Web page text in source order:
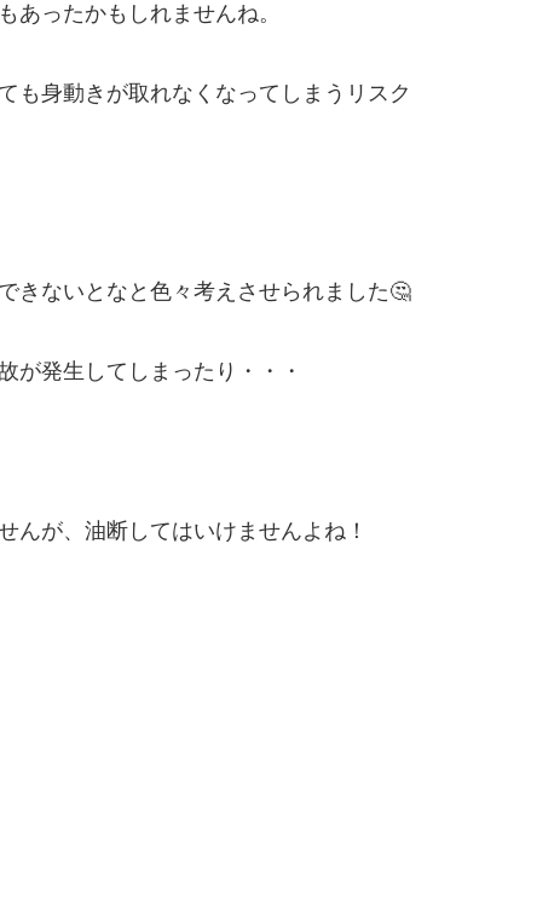
あったかもしれませんね。
も身動きが取れなくなってしまうリスク
きないとなと色々考えさせられました🤔
が発生してしまったり・・・
が、油断してはいけませんよね！